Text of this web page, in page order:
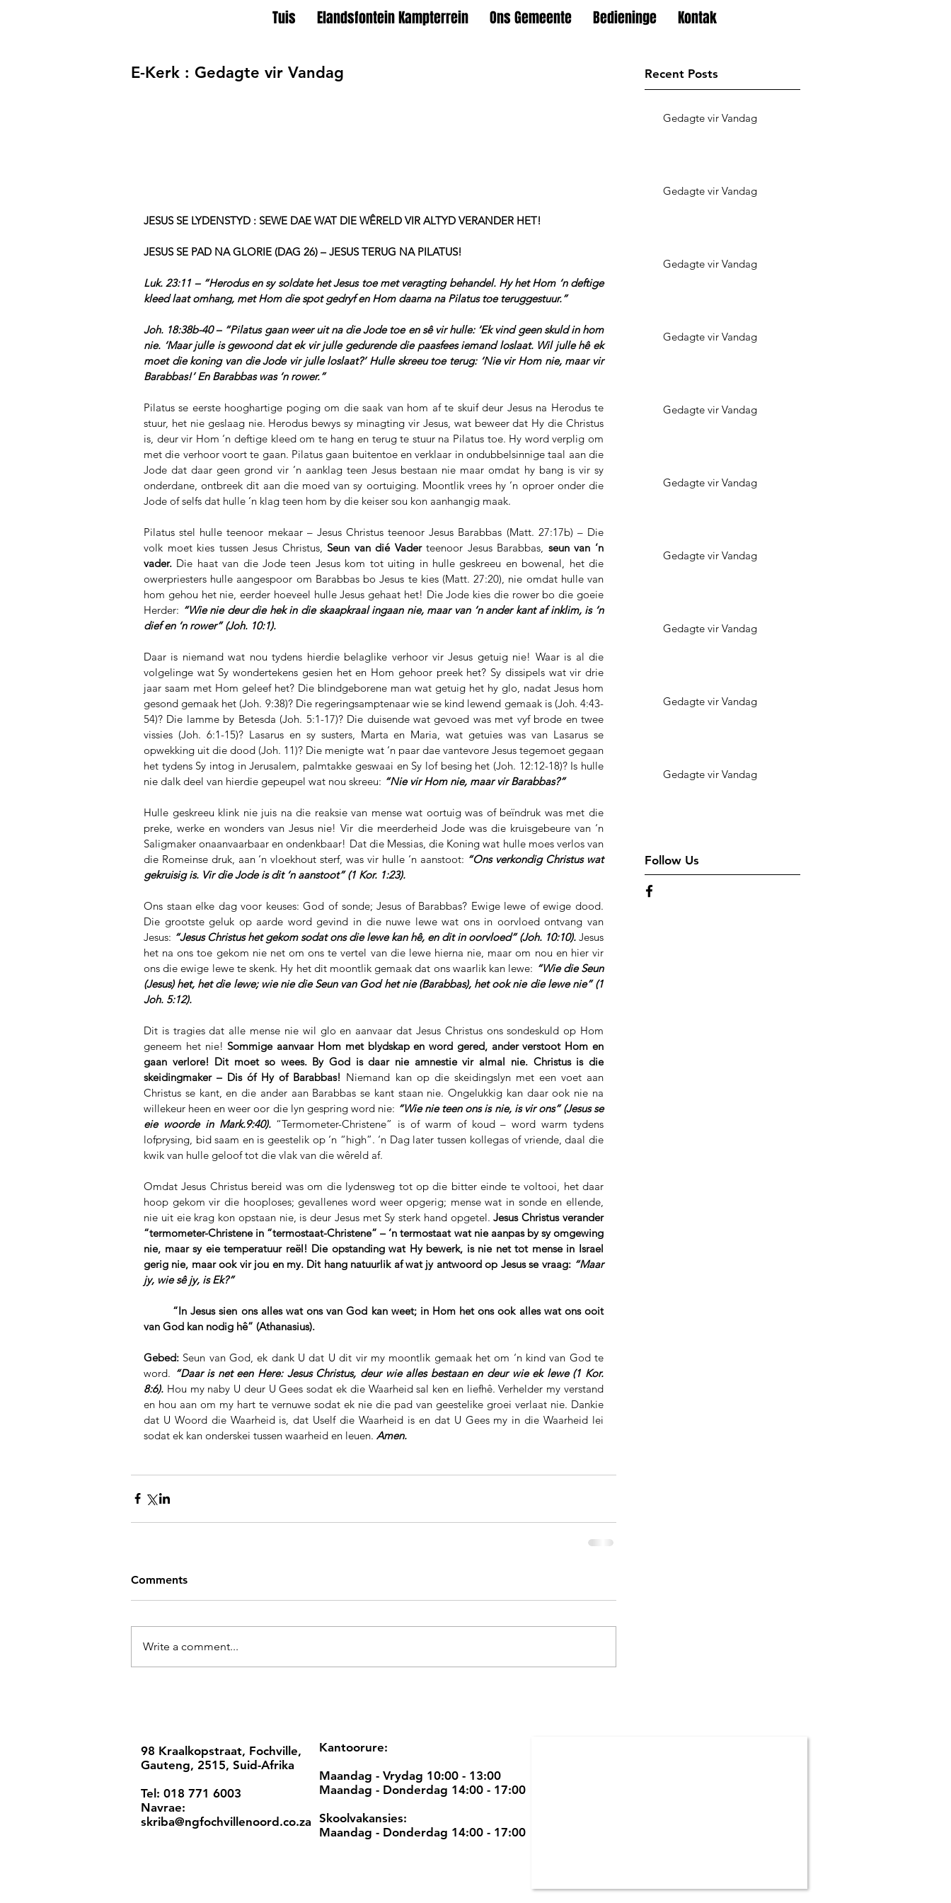
Tuis Elandsfontein Kampterrein Ons Gemeente Bedieninge Kontak
E-Kerk : Gedagte vir Vandag
JESUS SE LYDENSTYD : SEWE DAE WAT DIE WÊRELD VIR ALTYD VERANDER HET!
JESUS SE PAD NA GLORIE (DAG 26) – JESUS TERUG NA PILATUS!
Luk. 23:11 – “Herodus en sy soldate het Jesus toe met veragting behandel. Hy het Hom ‘n deftige
kleed laat omhang, met Hom die spot gedryf en Hom daarna na Pilatus toe teruggestuur.”
Joh. 18:38b-40 – “Pilatus gaan weer uit na die Jode toe en sê vir hulle: ‘Ek vind geen skuld in hom
nie. ‘Maar julle is gewoond dat ek vir julle gedurende die paasfees iemand loslaat. Wil julle hê ek
moet die koning van die Jode vir julle loslaat?’ Hulle skreeu toe terug: ‘Nie vir Hom nie, maar vir
Barabbas!’ En Barabbas was ‘n rower.”
Pilatus se eerste hooghartige poging om die saak van hom af te skuif deur Jesus na Herodus te
stuur, het nie geslaag nie. Herodus bewys sy minagting vir Jesus, wat beweer dat Hy die Christus
is, deur vir Hom ‘n deftige kleed om te hang en terug te stuur na Pilatus toe. Hy word verplig om
met die verhoor voort te gaan. Pilatus gaan buitentoe en verklaar in ondubbelsinnige taal aan die
Jode dat daar geen grond vir ’n aanklag teen Jesus bestaan nie maar omdat hy bang is vir sy
onderdane, ontbreek dit aan die moed van sy oortuiging. Moontlik vrees hy ’n oproer onder die
Jode of selfs dat hulle ’n klag teen hom by die keiser sou kon aanhangig maak.
Pilatus stel hulle teenoor mekaar – Jesus Christus teenoor Jesus Barabbas (Matt. 27:17b) – Die
volk moet kies tussen Jesus Christus, Seun van dié Vader teenoor Jesus Barabbas, seun van ‘n
vader. Die haat van die Jode teen Jesus kom tot uiting in hulle geskreeu en bowenal, het die
owerpriesters hulle aangespoor om Barabbas bo Jesus te kies (Matt. 27:20), nie omdat hulle van
hom gehou het nie, eerder hoeveel hulle Jesus gehaat het! Die Jode kies die rower bo die goeie
Herder: “Wie nie deur die hek in die skaapkraal ingaan nie, maar van ‘n ander kant af inklim, is ‘n
dief en ‘n rower” (Joh. 10:1).
Daar is niemand wat nou tydens hierdie belaglike verhoor vir Jesus getuig nie! Waar is al die
volgelinge wat Sy wondertekens gesien het en Hom gehoor preek het? Sy dissipels wat vir drie
jaar saam met Hom geleef het? Die blindgeborene man wat getuig het hy glo, nadat Jesus hom
gesond gemaak het (Joh. 9:38)? Die regeringsamptenaar wie se kind lewend gemaak is (Joh. 4:43-
54)? Die lamme by Betesda (Joh. 5:1-17)? Die duisende wat gevoed was met vyf brode en twee
vissies (Joh. 6:1-15)? Lasarus en sy susters, Marta en Maria, wat getuies was van Lasarus se
opwekking uit die dood (Joh. 11)? Die menigte wat ‘n paar dae vantevore Jesus tegemoet gegaan
het tydens Sy intog in Jerusalem, palmtakke geswaai en Sy lof besing het (Joh. 12:12-18)? Is hulle
nie dalk deel van hierdie gepeupel wat nou skreeu: “Nie vir Hom nie, maar vir Barabbas?”
Hulle geskreeu klink nie juis na die reaksie van mense wat oortuig was of beïndruk was met die
preke, werke en wonders van Jesus nie! Vir die meerderheid Jode was die kruisgebeure van ‘n
Saligmaker onaanvaarbaar en ondenkbaar! Dat die Messias, die Koning wat hulle moes verlos van
die Romeinse druk, aan ‘n vloekhout sterf, was vir hulle ‘n aanstoot: “Ons verkondig Christus wat
gekruisig is. Vir die Jode is dit ‘n aanstoot” (1 Kor. 1:23).
Ons staan elke dag voor keuses: God of sonde; Jesus of Barabbas? Ewige lewe of ewige dood.
Die grootste geluk op aarde word gevind in die nuwe lewe wat ons in oorvloed ontvang van
Jesus: “Jesus Christus het gekom sodat ons die lewe kan hê, en dit in oorvloed” (Joh. 10:10). Jesus
het na ons toe gekom nie net om ons te vertel van die lewe hierna nie, maar om nou en hier vir
ons die ewige lewe te skenk. Hy het dit moontlik gemaak dat ons waarlik kan lewe: “Wie die Seun
(Jesus) het, het die lewe; wie nie die Seun van God het nie (Barabbas), het ook nie die lewe nie” (1
Joh. 5:12).
Dit is tragies dat alle mense nie wil glo en aanvaar dat Jesus Christus ons sondeskuld op Hom
geneem het nie! Sommige aanvaar Hom met blydskap en word gered, ander verstoot Hom en
gaan verlore! Dit moet so wees. By God is daar nie amnestie vir almal nie. Christus is die
skeidingmaker – Dis óf Hy of Barabbas! Niemand kan op die skeidingslyn met een voet aan
Christus se kant, en die ander aan Barabbas se kant staan nie. Ongelukkig kan daar ook nie na
willekeur heen en weer oor die lyn gespring word nie: “Wie nie teen ons is nie, is vir ons” (Jesus se
eie woorde in Mark.9:40). “Termometer-Christene” is of warm of koud – word warm tydens
lofprysing, bid saam en is geestelik op ‘n “high”. ‘n Dag later tussen kollegas of vriende, daal die
kwik van hulle geloof tot die vlak van die wêreld af.
Omdat Jesus Christus bereid was om die lydensweg tot op die bitter einde te voltooi, het daar
hoop gekom vir die hooploses; gevallenes word weer opgerig; mense wat in sonde en ellende,
nie uit eie krag kon opstaan nie, is deur Jesus met Sy sterk hand opgetel. Jesus Christus verander
“termometer-Christene in “termostaat-Christene” – ‘n termostaat wat nie aanpas by sy omgewing
nie, maar sy eie temperatuur reël! Die opstanding wat Hy bewerk, is nie net tot mense in Israel
gerig nie, maar ook vir jou en my. Dit hang natuurlik af wat jy antwoord op Jesus se vraag: “Maar
jy, wie sê jy, is Ek?”
van God kan nodig hê” (Athanasius).
Gebed: Seun van God, ek dank U dat U dit vir my moontlik gemaak het om ‘n kind van God te
word. “Daar is net een Here: Jesus Christus, deur wie alles bestaan en deur wie ek lewe (1 Kor.
8:6). Hou my naby U deur U Gees sodat ek die Waarheid sal ken en liefhê. Verhelder my verstand
en hou aan om my hart te vernuwe sodat ek nie die pad van geestelike groei verlaat nie. Dankie
dat U Woord die Waarheid is, dat Uself die Waarheid is en dat U Gees my in die Waarheid lei
sodat ek kan onderskei tussen waarheid en leuen. Amen.
Comments
Write a comment...
Recent Posts
Gedagte vir Vandag
Gedagte vir Vandag
Gedagte vir Vandag
Gedagte vir Vandag
Gedagte vir Vandag
Gedagte vir Vandag
Gedagte vir Vandag
Gedagte vir Vandag
Gedagte vir Vandag
Gedagte vir Vandag
Follow Us
98 Kraalkopstraat, Fochville,
Gauteng, 2515, Suid-Afrika
Tel: 018 771 6003
Navrae:
skriba@ngfochvillenoord.co.za
Kantoorure:
Maandag - Vrydag 10:00 - 13:00
Maandag - Donderdag 14:00 - 17:00
Skoolvakansies:
Maandag - Donderdag 14:00 - 17:00